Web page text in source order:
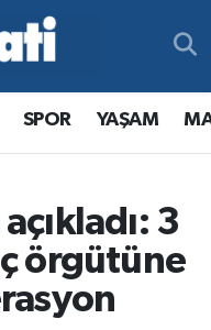
SPOR YAŞAM
3
örgütüne
Fikstür